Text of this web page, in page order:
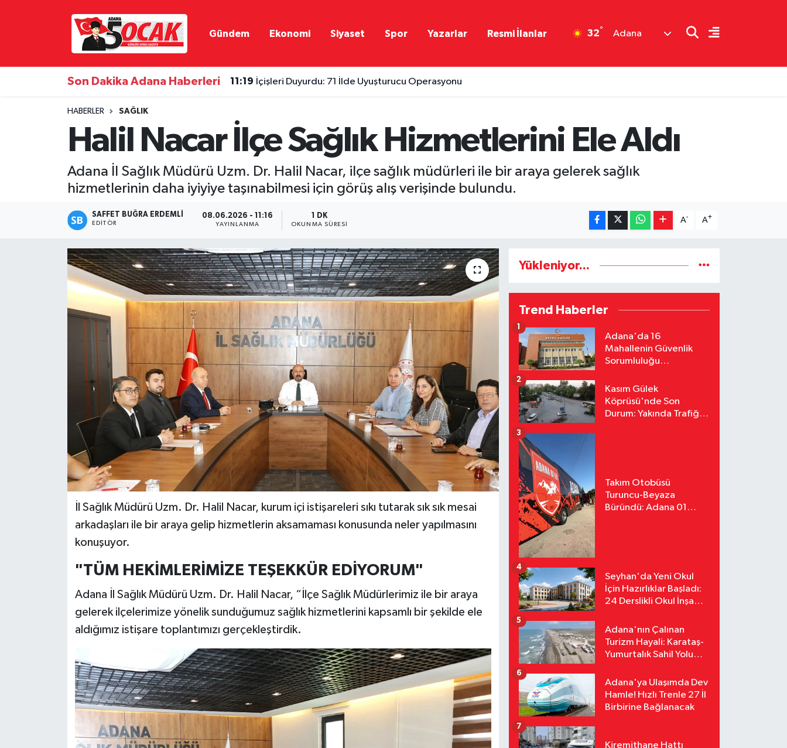
Gündem Ekonomi Siyaset Spor Yazarlar Resmi İlanlar 32° Adana
Son Dakika Adana Haberleri 11:19 İçişleri Duyurdu: 71 İlde Uyuşturucu Operasyonu
HABERLER SAĞLIK
Halil Nacar İlçe Sağlık Hizmetlerini Ele Aldı
Adana İl Sağlık Müdürü Uzm. Dr. Halil Nacar, ilçe sağlık müdürleri ile bir araya gelerek sağlık
hizmetlerinin daha iyiyiye taşınabilmesi için görüş alış verişinde bulundu.
SAFFET BUĞRA ERDEMLI
EDITÖR
08.06.2026 - 11:16
YAYINLANMA
1 DK
OKUNMA SÜRESI
A- A+
İl Sağlık Müdürü Uzm. Dr. Halil Nacar, kurum içi istişareleri sıkı tutarak sık sık mesai
arkadaşları ile bir araya gelip hizmetlerin aksamaması konusunda neler yapılmasını
konuşuyor.
"TÜM HEKİMLERİMİZE TEŞEKKÜR EDİYORUM"
Adana İl Sağlık Müdürü Uzm. Dr. Halil Nacar, “İlçe Sağlık Müdürlerimiz ile bir araya
gelerek ilçelerimize yönelik sunduğumuz sağlık hizmetlerini kapsamlı bir şekilde ele
aldığımız istişare toplantımızı gerçekleştirdik.
Yükleniyor...
Trend Haberler
Adana'da 16
Mahallenin Güvenlik
Sorumluluğu
1
Kasım Gülek
Köprüsü'nde Son
Durum: Yakında Trafiğe
2
Takım Otobüsü
Turuncu-Beyaza
Büründü: Adana 01
3
Seyhan'da Yeni Okul
İçin Hazırlıklar Başladı:
24 Derslikli Okul İnşa
4
Adana'nın Çalınan
Turizm Hayali: Karataş-
Yumurtalık Sahil Yolu
5
Adana'ya Ulaşımda Dev
Hamle! Hızlı Trenle 27 İl
Birbirine Bağlanacak
6
Kiremithane Hattı
7
Ekonomi
Gündem
Haber Reklam
Magazin
Resmi İlanlar
Yerel Yönetimler
Hava Durumu
Süper Lig Puan Durumu ve Fikstür
Tüm Manşetler
Son Dakika Haberleri
Haber Arşivi